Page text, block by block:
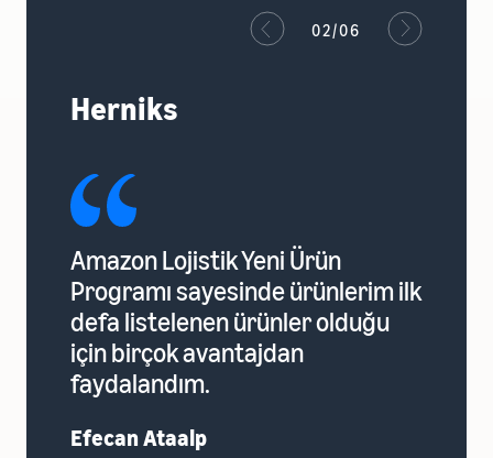
02/06
Herniks
Amazon Lojistik Yeni Ürün
Programı sayesinde ürünlerim ilk
defa listelenen ürünler olduğu
için birçok avantajdan
faydalandım.
Efecan Ataalp